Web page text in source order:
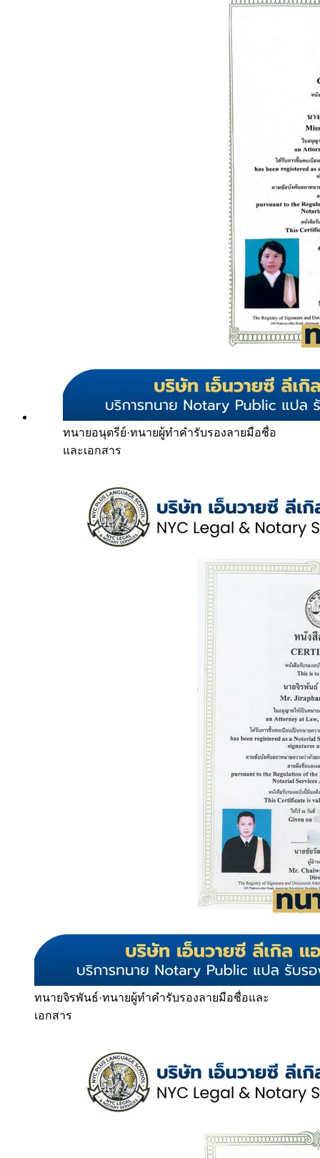
ทนายอนุตรีย์·ทนายผู้ทำคำรับรองลายมือชื่อ
และเอกสาร
ทนายจิรพันธ์·ทนายผู้ทำคำรับรองลายมือชื่อและ
เอกสาร